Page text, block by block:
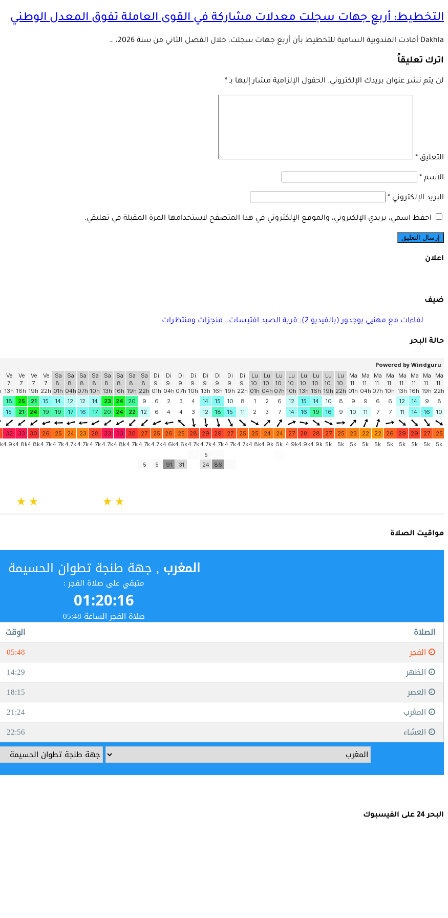
التخطيط: أربع جهات سجلت معدلات مشاركة في القوى العاملة تفوق المعدل الوطني
Dakhla أفادت المندوبية السامية للتخطيط بأن أربع جهات سجلت، خلال الفصل الثاني من سنة 2026، …
اترك تعليقاً
لن يتم نشر عنوان بريدك الإلكتروني. الحقول الإلزامية مشار إليها بـ*
التعليق *
الاسم *
البريد الإلكتروني *
احفظ اسمي، بريدي الإلكتروني، والموقع الإلكتروني في هذا المتصفح لاستخدامها المرة المقبلة في تعليقي.
اعلان
ضيف
لقاءات مع مهنيي بوجدور (بالفيديو 2): قرية الصيد افتيسات.. منجزات ومنتظرات
حالة البحر
مواقيت الصلاة
البحر 24 على الفيسبوك